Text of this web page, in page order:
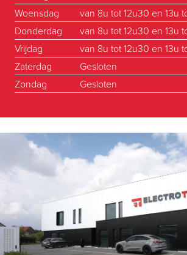
Woensdag
van 8u tot 12u30 en 13u
Donderdag
van 8u tot 12u30 en 13u
Vrijdag
van 8u tot 12u30 en 13u
Zaterdag
Gesloten
Zondag
Gesloten